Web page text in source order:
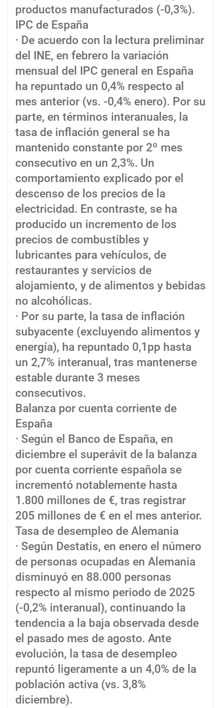
productos manufacturados (-0,3%).
IPC de España
· De acuerdo con la lectura preliminar
del INE, en febrero la variación
mensual del IPC general en España
ha repuntado un 0,4% respecto al
mes anterior (vs. -0,4% enero). Por su
parte, en términos interanuales, la
tasa de inflación general se ha
mantenido constante por 2º mes
consecutivo en un 2,3%. Un
comportamiento explicado por el
descenso de los precios de la
electricidad. En contraste, se ha
producido un incremento de los
precios de combustibles y
lubricantes para vehículos, de
restaurantes y servicios de
alojamiento, y de alimentos y bebidas
no alcohólicas.
· Por su parte, la tasa de inflación
subyacente (excluyendo alimentos y
energía), ha repuntado 0,1pp hasta
un 2,7% interanual, tras mantenerse
estable durante 3 meses
consecutivos.
Balanza por cuenta corriente de
España
· Según el Banco de España, en
diciembre el superávit de la balanza
por cuenta corriente española se
incrementó notablemente hasta
1.800 millones de €, tras registrar
205 millones de € en el mes anterior.
Tasa de desempleo de Alemania
· Según Destatis, en enero el número
de personas ocupadas en Alemania
disminuyó en 88.000 personas
respecto al mismo periodo de 2025
(-0,2% interanual), continuando la
tendencia a la baja observada desde
el pasado mes de agosto. Ante
evolución, la tasa de desempleo
repuntó ligeramente a un 4,0% de la
población activa (vs. 3,8%
diciembre).